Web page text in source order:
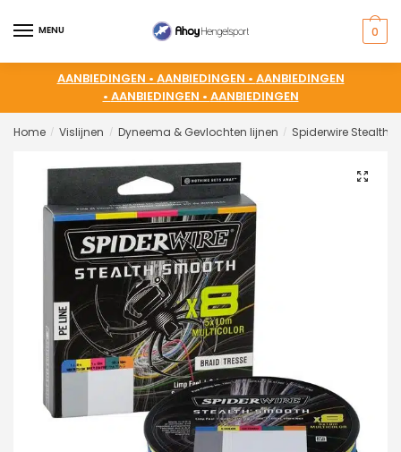
MENU 0
AANBIEDINGEN • AANBIEDINGEN • AANBIEDINGEN
• AANBIEDINGEN • AANBIEDINGEN
Home / Vislijnen / Dyneema & Gevlochten lijnen / Spiderwire Stealth
🔍